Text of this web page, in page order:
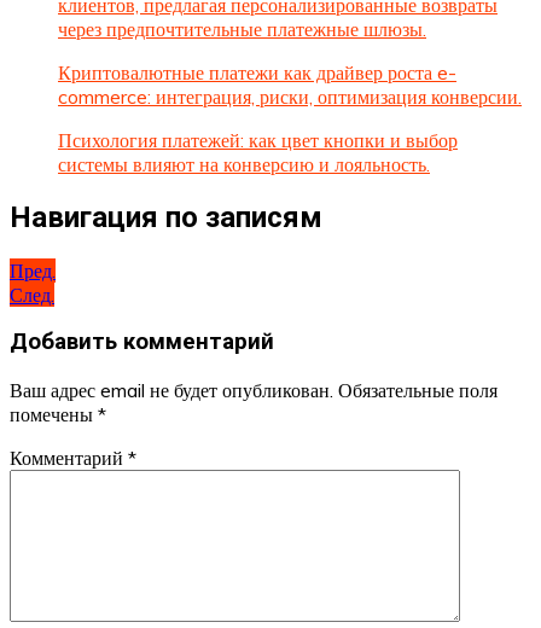
через предпочтительные платежные шлюзы.
Криптовалютные платежи как драйвер роста e-
commerce: интеграция, риски, оптимизация конверсии.
Психология платежей: как цвет кнопки и выбор
системы влияют на конверсию и лояльность.
Навигация по записям
Пред.
След.
Добавить комментарий
Ваш адрес email не будет опубликован. Обязательные поля
помечены *
Комментарий *